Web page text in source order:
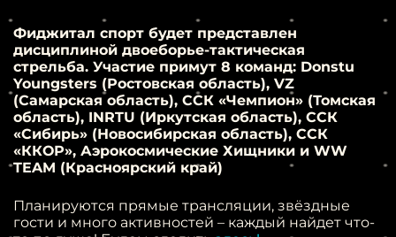
Фиджитал спорт будет представлен
дисциплиной двоеборье-тактическая
стрельба. Участие примут 8 команд: Donstu
Youngsters (Ростовская область), VZ
(Самарская область), ССК «Чемпион» (Томская
область), INRTU (Иркутская область), ССК
«Сибирь» (Новосибирская область), ССК
«ККОР», Аэрокосмические Хищники и WW
TEAM (Красноярский край)
Планируются прямые трансляции, звёздные
гости и много активностей – каждый найдет что-